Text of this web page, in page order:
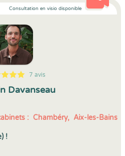
Consultation en visio disponible
7 avis
Davanseau
: Chambéry, Aix-les-Bains
!